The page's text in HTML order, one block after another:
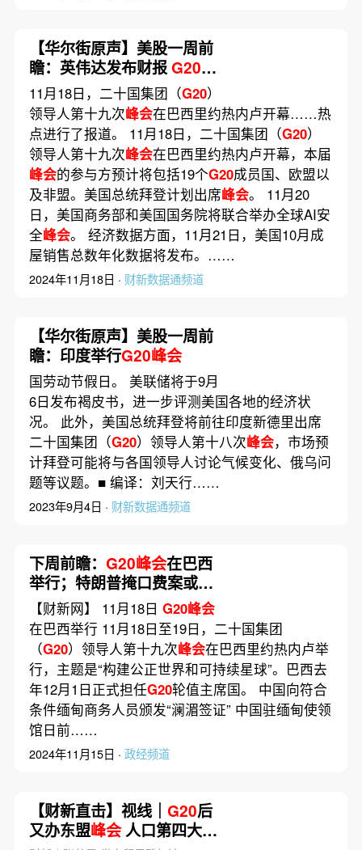
【华尔街原声】美股一周前
瞻：英伟达发布财报G20峰
会 开幕
11月18日，二十国集团（G20）
领导人第十九次峰会在巴西里约热内卢开幕……热
点进行了报道。 11月18日，二十国集团（G20）
领导人第十九次峰会在巴西里约热内卢开幕，本届
峰会的参与方预计将包括19个G20成员国、欧盟以
及非盟。美国总统拜登计划出席峰会。 11月20
日，美国商务部和美国国务院将联合举办全球AI安
全峰会。 经济数据方面，11月21日，美国10月成
屋销售总数年化数据将发布。……
2024年11月18日 · 财新数据通频道
【华尔街原声】美股一周前
瞻：印度举行G20峰会
国劳动节假日。 美联储将于9月
6日发布褐皮书，进一步评测美国各地的经济状
况。 此外，美国总统拜登将前往印度新德里出席
二十国集团（G20）领导人第十八次峰会，市场预
计拜登可能将与各国领导人讨论气候变化、俄乌问
题等议题。■ 编译：刘天行……
2023年9月4日 · 财新数据通频道
下周前瞻： G20峰会在巴西
举行；特朗普掩口费案或撤
销
【财新网】 11月18日 G20峰会
在巴西举行 11月18日至19日，二十国集团
（G20）领导人第十九次峰会在巴西里约热内卢举
行，主题是“构建公正世界和可持续星球”。巴西去
年12月1日正式担任G20轮值主席国。 中国向符合
条件缅甸商务人员颁发“澜湄签证” 中国驻缅甸使领
馆日前……
2024年11月15日 · 政经频道
【财新直击】视线｜ G20后
又办东盟峰会人口第四大国